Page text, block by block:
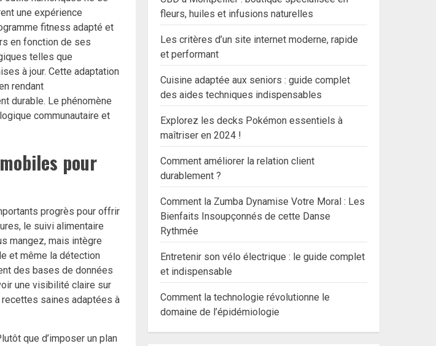
une expérience
fitness adapté et
en fonction de ses
telles que
à jour. Cette adaptation
rendant
durable. Le phénomène
communautaire et
pour
progrès pour offrir
le suivi alimentaire
mangez, mais intègre
et même la détection
des bases de données
une visibilité claire sur
recettes saines adaptées à
que d’imposer un plan
fleurs, huiles et infusions naturelles
Les critères d’un site internet moderne, rapide
et performant
Cuisine adaptée aux seniors : guide complet
des aides techniques indispensables
Explorez les decks Pokémon essentiels à
maîtriser en 2024 !
Comment améliorer la relation client
durablement ?
Comment la Zumba Dynamise Votre Moral : Les
Bienfaits Insoupçonnés de cette Danse
Rythmée
Entretenir son vélo électrique : le guide complet
et indispensable
Comment la technologie révolutionne le
domaine de l’épidémiologie